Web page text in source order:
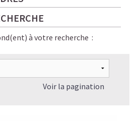
à votre recherche :
Voir la pagination